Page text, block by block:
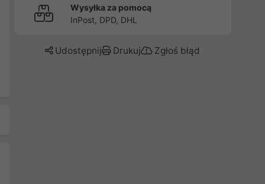
Wysyłka za pomocą
InPost, DPD, DHL
Udostępnij Drukuj Zgłoś błąd